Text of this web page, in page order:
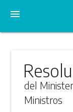
menu
del
Ministros